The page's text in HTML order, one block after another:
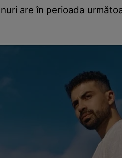
are în perioada